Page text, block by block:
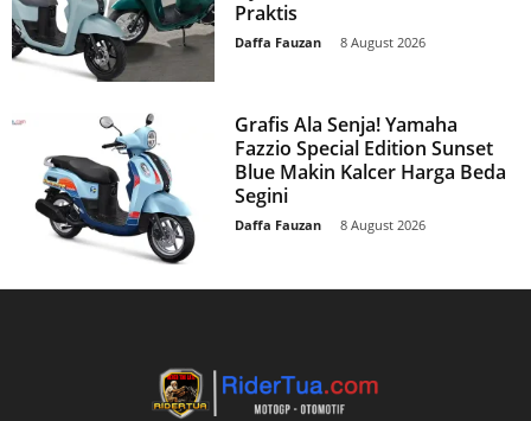
Praktis
Daffa Fauzan 8 August 2026
Grafis Ala Senja! Yamaha
Fazzio Special Edition Sunset
Blue Makin Kalcer Harga Beda
Segini
Daffa Fauzan 8 August 2026